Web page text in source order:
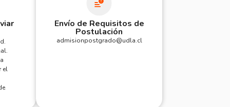
el
Envío de Requisitos de
Postulación
admisionpostgrado@udla.cl